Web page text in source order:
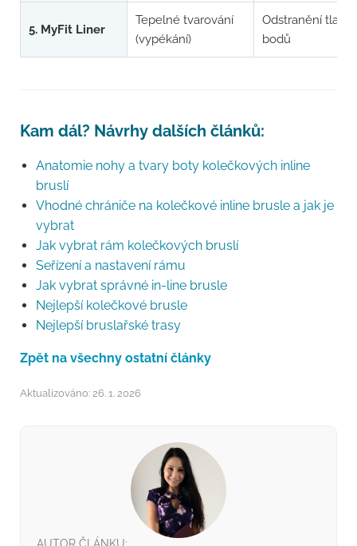
5. MyFit Liner
Tepelné tvarování
(vypékání)
Odstranění
bodů
Kam dál? Návrhy dalších článků:
Anatomie nohy a tvary boty kolečkových inline
bruslí
Vhodné chrániče na kolečkové inline brusle a jak je
vybrat
Jak vybrat rám kolečkových bruslí
Seřízení a nastavení rámu
Jak vybrat správné in-line brusle
Nejlepší kolečkové brusle
Nejlepší bruslařské trasy
Zpět na všechny ostatní články
Aktualizováno: 26. 1. 2026